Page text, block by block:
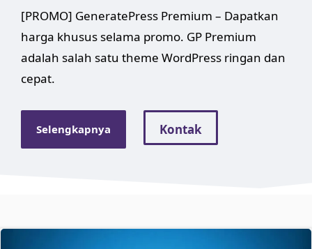
[PROMO] GeneratePress Premium – Dapatkan
harga khusus selama promo. GP Premium
adalah salah satu theme WordPress ringan dan
cepat.
Selengkapnya Kontak